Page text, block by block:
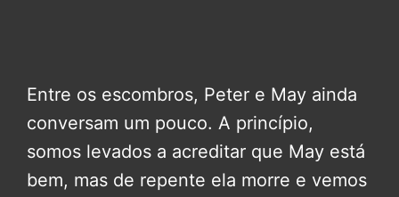
Entre os escombros, Peter e May ainda
conversam um pouco. A princípio,
somos levados a acreditar que May está
bem, mas de repente ela morre e vemos